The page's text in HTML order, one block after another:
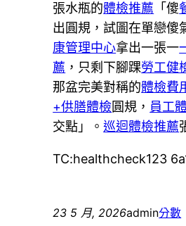
張水瓶的體檢推薦 「傻
出圓規，試圖在單戀傻
康管理中心拿出一張一
薦 ，只剩下腳踝勞工健
那盆完美對稱的體檢費
+供膳體檢圓規， 員工
交點」。巡迴體檢推薦
TC:healthcheck123
23 5 月, 2026admin分數